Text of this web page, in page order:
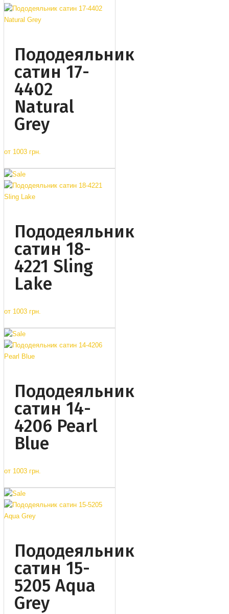
Пододеяльник
сатин 17-
4402
Natural
Grey
от 1003 грн.
Пододеяльник
сатин 18-
4221 Sling
Lake
от 1003 грн.
Пододеяльник
сатин 14-
4206 Pearl
Blue
от 1003 грн.
Пододеяльник
сатин 15-
5205 Aqua
Grey